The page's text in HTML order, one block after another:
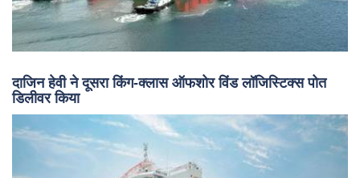
दाजिन हेवी ने दूसरा किंग-क्लास ऑफशोर विंड लॉजिस्टिक्स पोत
डिलीवर किया